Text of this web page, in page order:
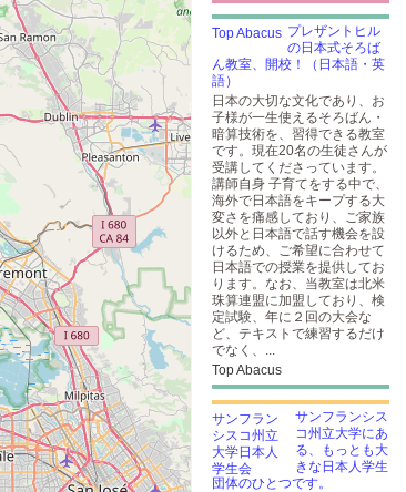
プレザントヒル
の日本式そろば
ん教室、開校！（日本語・英
語）
日本の大切な文化であり、お
子様が一生使えるそろばん・
暗算技術を、習得できる教室
です。現在20名の生徒さんが
受講してくださっています。
講師自身 子育てをする中で、
海外で日本語をキープする大
変さを痛感しており、ご家族
以外と日本語で話す機会を設
けるため、ご希望に合わせて
日本語での授業を提供してお
ります。なお、当教室は北米
珠算連盟に加盟しており、検
定試験、年に２回の大会な
ど、テキストで練習するだけ
でなく、...
Top Abacus
サンフランシス
コ州立大学にあ
る、もっとも大
きな日本人学生
団体のひとつです。